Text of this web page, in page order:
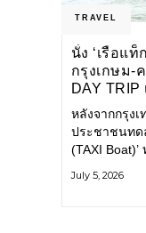
TRAVEL
นั่ง ‘เรือแ
กรุงเกษม-
DAY TRIP
โลว์ไ
หลังจากกรุง
ประชาชนทด
(TAXI
แวดล้อม ผ่า
July 5, 2026